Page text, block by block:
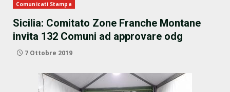
Comunicati Stampa
Sicilia: Comitato Zone Franche Montane
invita 132 Comuni ad approvare odg
7 Ottobre 2019